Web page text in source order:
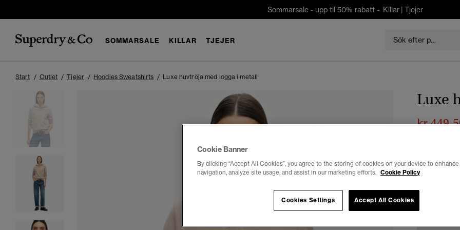
Sommarsale - upp til 50% rabatt - Killar| Tjejer
SOMMARSALE KILLAR TJEJER
Start Outlet Tjejer Hoodies Sweatshirts Luxe huvtröja med logga i metall
Luxe
kr
Cookie Banner
By clicking “Accept All Cookies”, you agree to the storing of cookies on your device to
navigation, analyze site usage, and assist in our marketing efforts. Cookie Policy
Accept All Cookies
Cookies Settings